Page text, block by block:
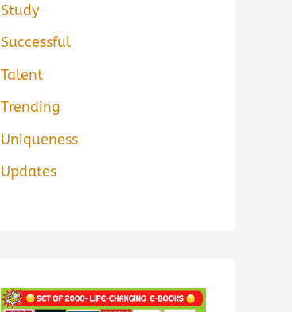
Study
Successful
Talent
Trending
Uniqueness
Updates